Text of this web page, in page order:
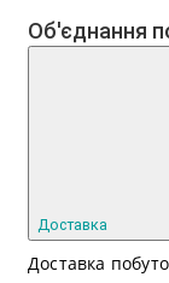
Об'єднання
Доставка
Доставка